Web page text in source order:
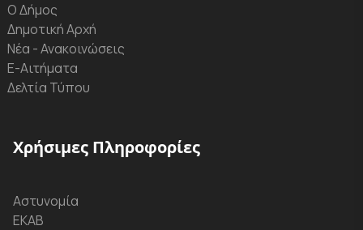
Ο Δήμος
Δημοτική Αρχή
Νέα - Ανακοινώσεις
Ε-Αιτήματα
Δελτία Τύπου
Χρήσιμες Πληροφορίες
Αστυνομία
ΕΚΑΒ